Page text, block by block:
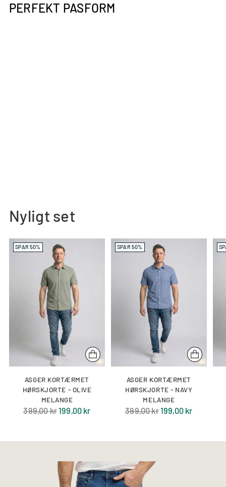
PERFEKT PASFORM
Nyligt set
SPAR 50%
ASGER KORTÆRMET
HØRSKJORTE - OLIVE
MELANGE
Normal
399,00 kr199,00 kr
SPAR 50%
ASGER KORTÆRMET
HØRSKJORTE - NAVY
MELANGE
Normal
399,00 kr199,00 kr